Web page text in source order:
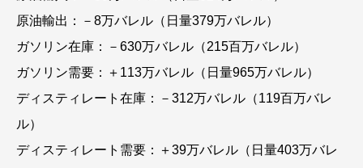
原油輸出：－8万バレル（日量379万バレル）
ガソリン在庫：－630万バレル（215百万バレル）
ガソリン需要：＋113万バレル（日量965万バレル）
ディスティレート在庫：－312万バレル（119百万バレ
ル）
ディスティレート需要：＋39万バレル（日量403万バレ